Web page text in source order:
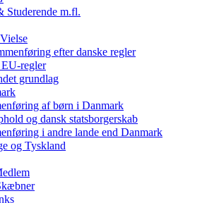
m.fl.
efter danske regler
regler
grundlag
af børn i Danmark
og dansk statsborgerskab
i andre lande end Danmark
og Tyskland